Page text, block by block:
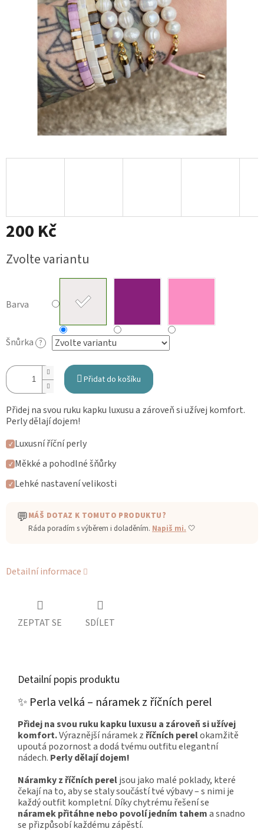
200 Kč
Měrná
cena:
Zvolte variantu
Barva
Šnůrka ?
Přidat do košíku
Přidej na svou ruku kapku luxusu a zároveň si užívej komfort.
Perly dělají dojem!
✓ Luxusní říční perly
✓ Měkké a pohodlné šňůrky
✓ Lehké nastavení velikosti
💬MÁŠ DOTAZ K TOMUTO PRODUKTU?
Ráda poradím s výběrem i doladěním. Napiš mi. 🤍
Detailní informace
ZEPTAT SE SDÍLET
Detailní popis produktu
✨ Perla velká – náramek z říčních perel
Přidej na svou ruku kapku luxusu a zároveň si užívej
komfort.Výraznější náramek z říčních perelokamžitě
upoutá pozornost a dodá tvému outfitu elegantní
nádech. Perly dělají dojem!
Náramky z říčních pereljsou jako malé poklady, které
čekají na to, aby se staly součástí tvé výbavy – s nimi je
každý outfit kompletní. Díky chytrému řešení se
náramek přitáhne nebo povolí jedním tahema snadno
se přizpůsobí každému zápěstí.